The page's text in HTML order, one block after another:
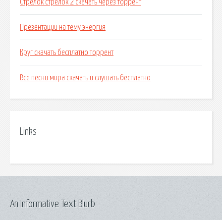
Стрелок стрелок 2 скачать через торрент
Презентации на тему энергия
Круг скачать бесплатно торрент
Все песни мира скачать и слушать бесплатно
Links
An Informative Text Blurb